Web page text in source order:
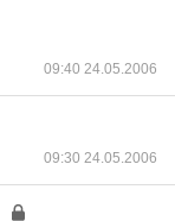
09:40 24.05.2006
09:30 24.05.2006